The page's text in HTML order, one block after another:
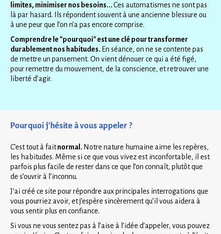
limites, minimiser nos besoins... Ces automatismes ne sont pas
là par hasard. Ils répondent souvent à une ancienne blessure ou
à une peur que l’on n’a pas encore comprise.
Comprendre le "pourquoi" est une clé pour transformer
durablement nos habitudes. En séance, on ne se contente pas
de mettre un pansement. On vient dénouer ce qui a été figé,
pour remettre du mouvement, de la conscience, et retrouver une
liberté d’agir.
Pourquoi j'hésite à vous appeler ?
C’est tout à fait normal. Notre nature humaine aime les repères,
les habitudes. Même si ce que vous vivez est inconfortable, il est
parfois plus facile de rester dans ce que l’on connaît, plutôt que
de s’ouvrir à l’inconnu.
J’ai créé ce site pour répondre aux principales interrogations que
vous pourriez avoir, et j’espère sincèrement qu’il vous aidera à
vous sentir plus en confiance.
Si vous ne vous sentez pas à l’aise à l’idée d’appeler, vous pouvez